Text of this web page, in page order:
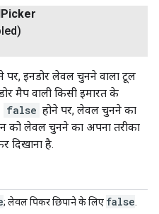
Picker
पर, इनडोर लेवल चुनने वाला टूल
मैप वाली किसी इमारत के
false होने पर, लेवल चुनने का
को लेवल चुनने का अपना तरीका
दिखाना है.
; लेवल पिकर छिपाने के लिए false.